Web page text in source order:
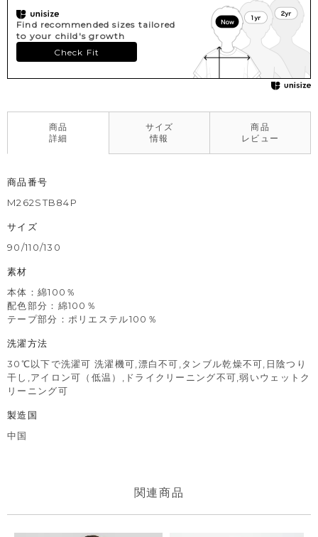
※色移りを防ぐため、手洗い後はタオルで軽く水気を取り、形を
整えてください。
Find recommended sizes tailored
to your child's growth
Check Fit
商品
詳細
サイズ
情報
商品
レビュー
商品番号
M262STB84P
サイズ
90/110/130
素材
本体：綿100％
配色部分：綿100％
テープ部分：ポリエステル100％
洗濯方法
30℃以下で洗濯可 洗濯機可,漂白不可,タンブル乾燥不可,日陰つり
干し,アイロン可（低温）,ドライクリーニング不可,弱いウェットク
リーニング可
製造国
中国